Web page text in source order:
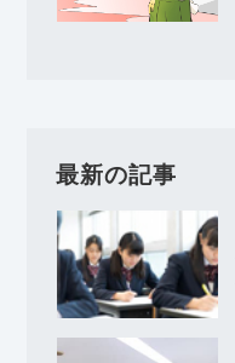
最新の記事